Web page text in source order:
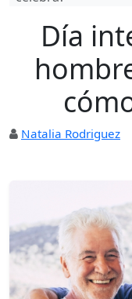
Día
Natalia Rodriguez